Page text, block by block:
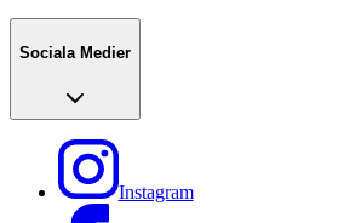
Sociala Medier
Instagram